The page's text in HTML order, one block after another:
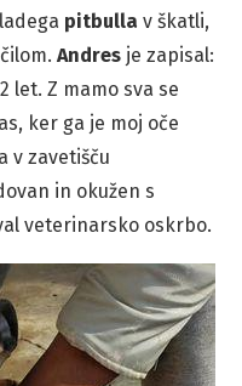
pitbulla v škatli,
Andres je zapisal:
let. Z mamo sva se
ker ga je moj oče
v zavetišču
in okužen s
veterinarsko oskrbo.